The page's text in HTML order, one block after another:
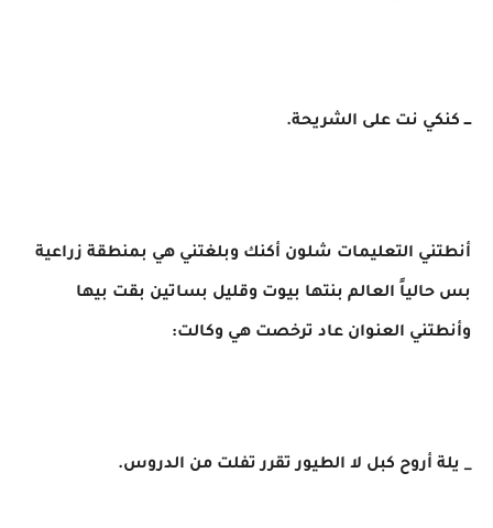
ـــ كنكي نت على الشريحة.
أنطتني التعليمات شلون أكنك وبلغتني هي بمنطقة زراعية
بس حالياً العالم بنتها بيوت وقليل بساتين بقت بيها
وأنطتني العنوان عاد ترخصت هي وكالت:
_ يلة أروح كبل لا الطيور تقرر تفلت من الدروس.